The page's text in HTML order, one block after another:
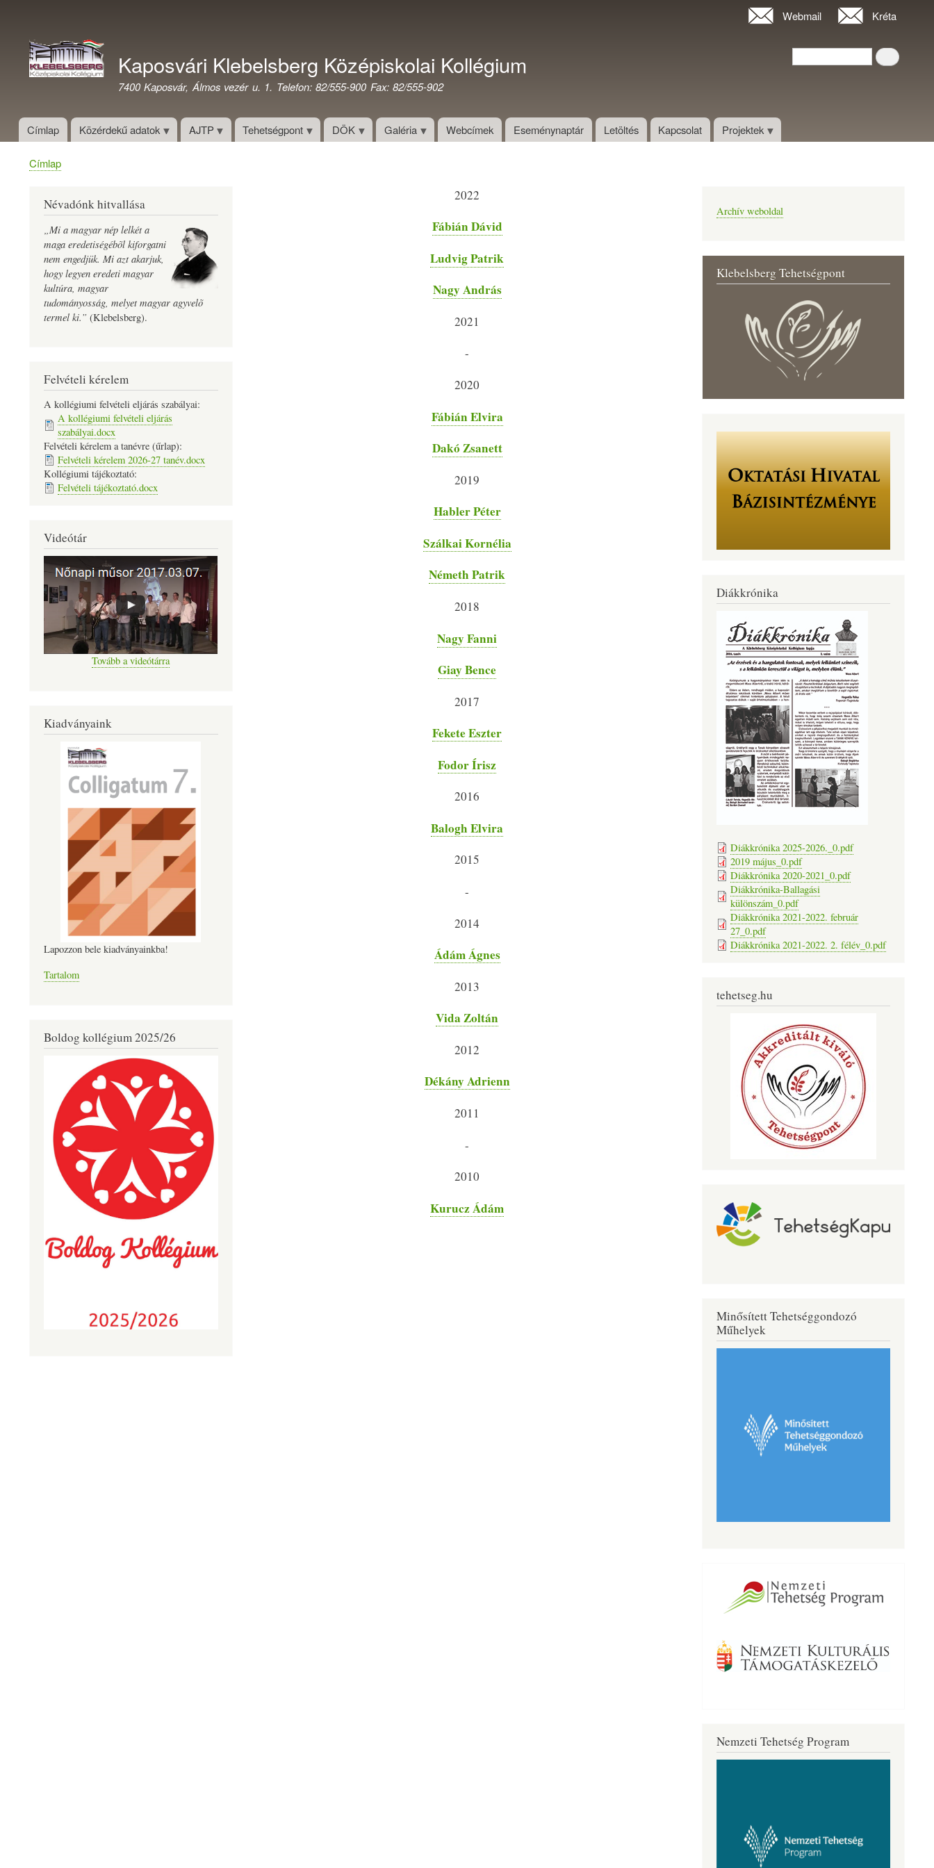
fiók
menüje
Webmail Kréta
Keresés
Kaposvári Klebelsberg Középiskolai Kollégium
7400 Kaposvár, Álmos vezér u. 1. Telefon: 82/555-900 Fax: 82/555-902
Címlap Közérdekű adatok AJTP Tehetségpont DÖK Galéria Webcímek Eseménynaptár Letöltés Kapcsolat Projektek
Morzsa
Címlap
2022
Fábián Dávid
Ludvig Patrik
Nagy András
2021
-
2020
Fábián Elvira
Dakó Zsanett
2019
Habler Péter
Szálkai Kornélia
Németh Patrik
2018
Nagy Fanni
Giay Bence
2017
Fekete Eszter
Fodor Írisz
2016
Balogh Elvira
2015
-
2014
Ádám Ágnes
2013
Vida Zoltán
2012
Dékány Adrienn
2011
-
2010
Kurucz Ádám
Névadónk hitvallása
„Mi a magyar nép lelkét a
maga eredetiségébõl kiforgatni
nem engedjük. Mi azt akarjuk,
hogy legyen eredeti magyar
kultúra, magyar
tudományosság, melyet magyar agyvelõ
termel ki.” (Klebelsberg).
Felvételi kérelem
A kollégiumi felvételi eljárás szabályai:
A kollégiumi felvételi eljárás
szabályai.docx
Felvételi kérelem a tanévre (űrlap):
Felvételi kérelem 2026-27 tanév.docx
Kollégiumi tájékoztató:
Felvételi tájékoztató.docx
Videótár
Tovább a videótárra
Kiadványaink
Lapozzon bele kiadványainkba!
Tartalom
Boldog kollégium 2025/26
Archív weboldal
Klebelsberg Tehetségpont
Diákkrónika
Diákkrónika 2025-2026._0.pdf
2019 május_0.pdf
Diákkrónika 2020-2021_0.pdf
Diákkrónika-Ballagási
különszám_0.pdf
Diákkrónika 2021-2022. február
27_0.pdf
Diákkrónika 2021-2022. 2. félév_0.pdf
tehetseg.hu
Minősített Tehetséggondozó
Műhelyek
Nemzeti Tehetség Program